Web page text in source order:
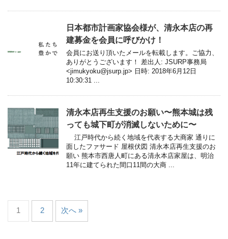
日本都市計画家協会様が、清永本店の再
建募金を会員に呼びかけ！
会員にお送り頂いたメールを転載します。ご協力、
ありがとうございます！ 差出人: JSURP事務局
<jimukyoku@jsurp.jp> 日時: 2018年6月12日
10:30:31 ...
清永本店再生支援のお願い〜熊本城は残
っても城下町が消滅しないために〜
江戸時代から続く地域を代表する大商家 通りに
面したファサード 屋根伏図 清永本店再生支援のお
願い 熊本市西唐人町にある清永本店家屋は、明治
11年に建てられた間口11間の大商 ...
1 2 次へ »